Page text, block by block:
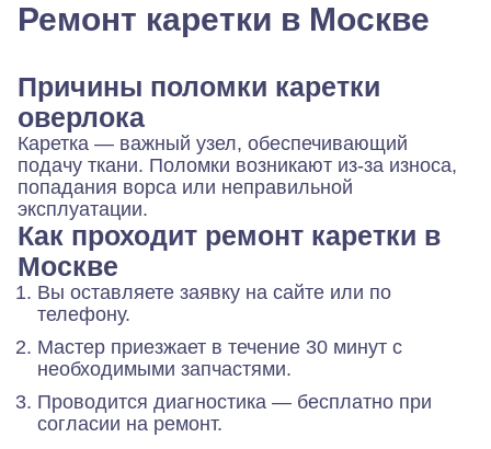
Ремонт каретки в Москве
Причины поломки каретки
оверлока
Каретка — важный узел, обеспечивающий
подачу ткани. Поломки возникают из-за износа,
попадания ворса или неправильной
эксплуатации.
Как проходит ремонт каретки в
Москве
Вы оставляете заявку на сайте или по
телефону.
Мастер приезжает в течение 30 минут с
необходимыми запчастями.
Проводится диагностика — бесплатно при
согласии на ремонт.